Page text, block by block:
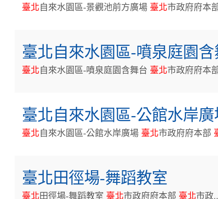
臺北 自來水園區-景觀池前方廣場 臺北市政府府本
臺北自來水園區-噴泉庭園
臺北 自來水園區-噴泉庭園含舞台 臺北市政府府本
臺北自來水園區-公館水岸廣
臺北 自來水園區-公館水岸廣場 臺北市政府府本部
臺北田徑場-舞蹈教室
臺北 田徑場-舞蹈教室 臺北市政府府本部 臺北市政